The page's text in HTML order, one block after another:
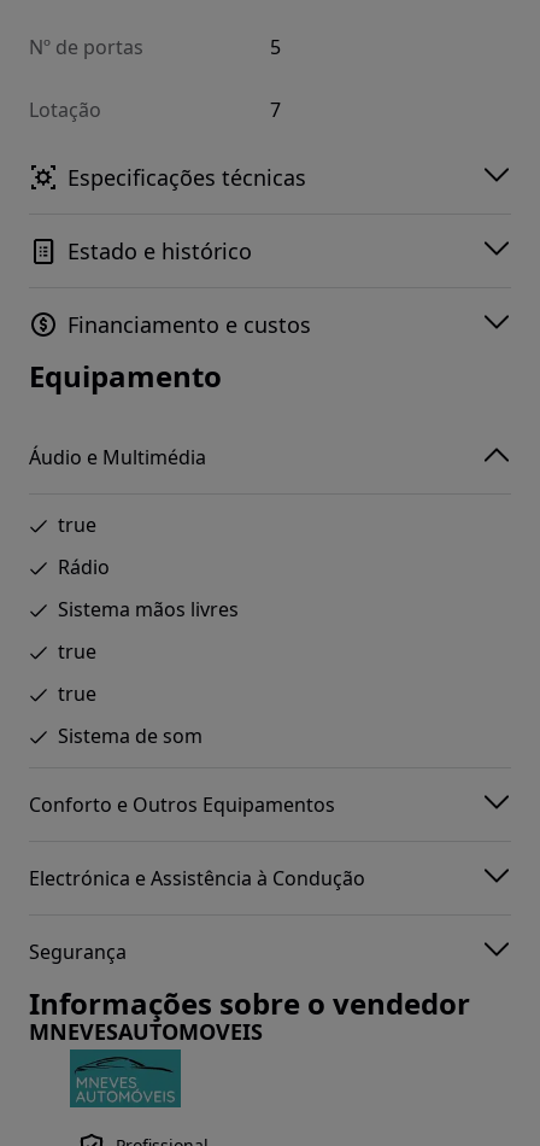
Nº de portas 5
Lotação 7
Especificações técnicas
Estado e histórico
Financiamento e custos
Equipamento
Áudio e Multimédia
true
Rádio
Sistema mãos livres
true
true
Sistema de som
Conforto e Outros Equipamentos
Electrónica e Assistência à Condução
Segurança
Informações sobre o vendedor
MNEVESAUTOMOVEIS